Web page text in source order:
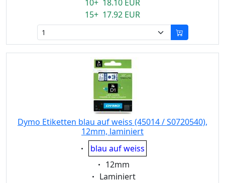
10+ 18.10 EUR
15+ 17.92 EUR
Dymo Etiketten blau auf weiss (45014 / S0720540),
12mm, laminiert
Eigenschaft:
blau auf weiss
Eigenschaft:
12mm
Eigenschaft:
Laminiert